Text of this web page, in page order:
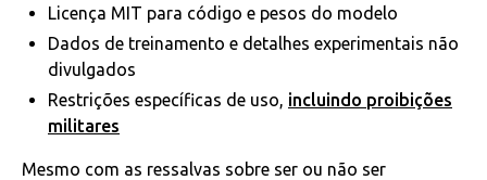
Licença MIT para código e pesos do modelo
Dados de treinamento e detalhes experimentais não
divulgados
Restrições específicas de uso, incluindo proibições
militares
Mesmo com as ressalvas sobre ser ou não ser